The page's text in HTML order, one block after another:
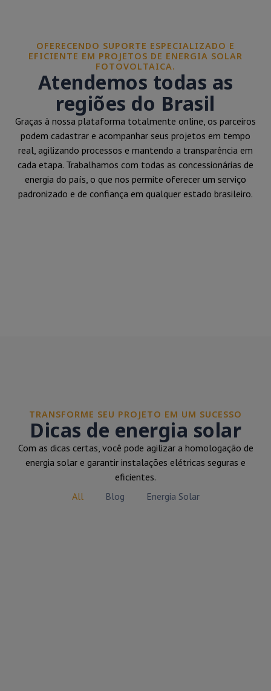
OFERECENDO SUPORTE ESPECIALIZADO E
EFICIENTE EM PROJETOS DE ENERGIA SOLAR
FOTOVOLTAICA.
Atendemos todas as
regiões do Brasil
Graças à nossa plataforma totalmente online, os parceiros
podem cadastrar e acompanhar seus projetos em tempo
real, agilizando processos e mantendo a transparência em
cada etapa. Trabalhamos com todas as concessionárias de
energia do país, o que nos permite oferecer um serviço
padronizado e de confiança em qualquer estado brasileiro.
TRANSFORME SEU PROJETO EM UM SUCESSO
Dicas de energia solar
Com as dicas certas, você pode agilizar a homologação de
energia solar e garantir instalações elétricas seguras e
eficientes.
All
Blog Energia Solar